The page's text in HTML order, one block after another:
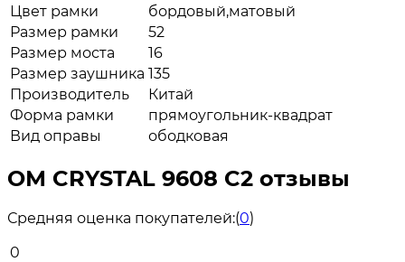
Цвет рамки
бордовый,матовый
Размер рамки
52
Размер моста
16
Размер заушника 135
Производитель
Китай
Форма рамки
прямоугольник-квадрат
Вид оправы
ободковая
ОМ CRYSTAL 9608 C2 отзывы
Средняя оценка покупателей:(0)
0